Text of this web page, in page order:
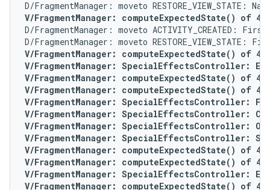
V/FragmentManager: computeExpectedState() of 4
D/FragmentManager: moveto ACTIVITY_CREATED:
V/FragmentManager: computeExpectedState() of 4
V/FragmentManager: SpecialEffectsController:
V/FragmentManager: computeExpectedState() of 4
V/FragmentManager: computeExpectedState() of 4
V/FragmentManager: SpecialEffectsController:
V/FragmentManager: SpecialEffectsController:
V/FragmentManager: SpecialEffectsController:
V/FragmentManager:
V/FragmentManager: computeExpectedState() of 4
V/FragmentManager: computeExpectedState() of 4
V/FragmentManager: SpecialEffectsController:
V/FragmentManager: computeExpectedState() of 4